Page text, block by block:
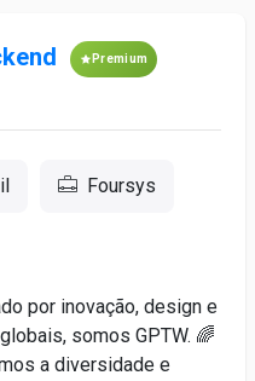
Premium
Foursys
por inovação, design e
somos GPTW. 🌈
a diversidade e